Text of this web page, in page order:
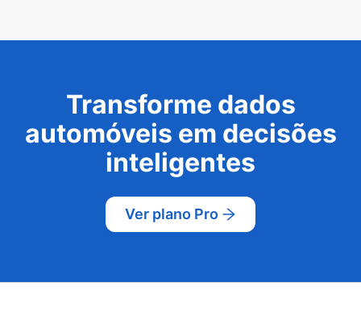
Transforme dados
automóveis em decisões
inteligentes
Ver plano Pro